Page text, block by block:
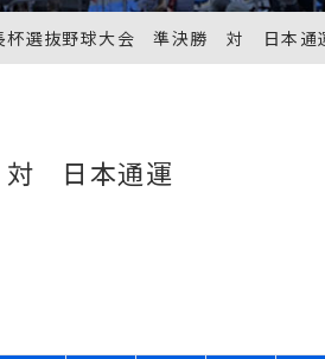
杯選抜野球大会 準決勝 対 日本通
対 日本通運